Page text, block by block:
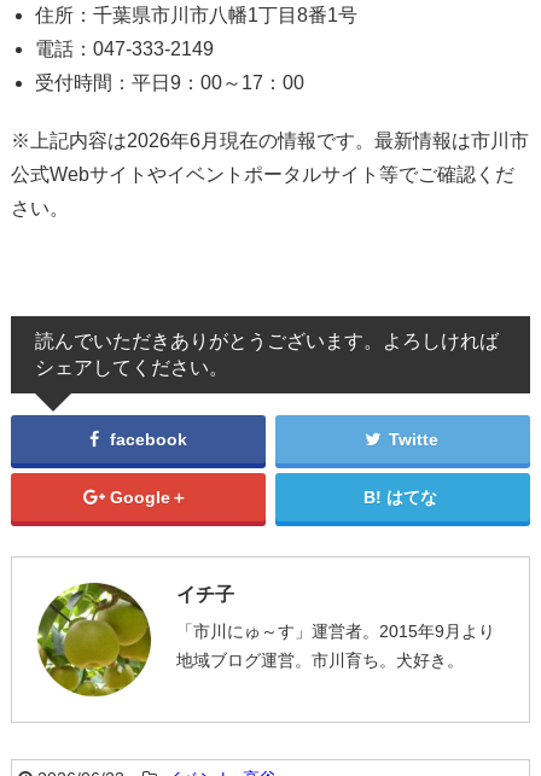
住所：千葉県市川市八幡1丁目8番1号
電話：047-333-2149
受付時間：平日9：00～17：00
※上記内容は2026年6月現在の情報です。最新情報は市川市
公式Webサイトやイベントポータルサイト等でご確認くだ
さい。
読んでいただきありがとうございます。よろしければ
シェアしてください。
facebook Twitte
Google＋ はてな
イチ子
「市川にゅ～す」運営者。2015年9月より
地域ブログ運営。市川育ち。犬好き。